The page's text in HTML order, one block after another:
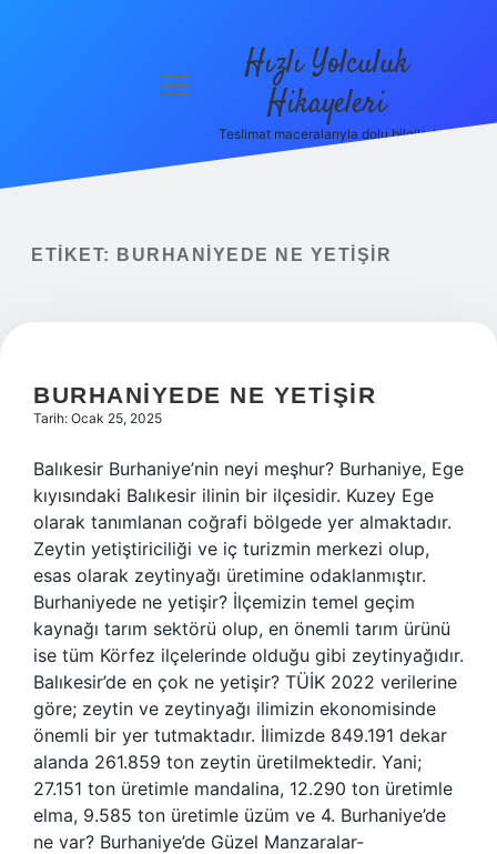
menüyü
Hızlı Yolculuk
Hikayeleri
Teslimat maceralarıyla dolu bilgiler!
ETIKET: BURHANIYEDE NE YETIŞIR
BURHANIYEDE NE YETIŞIR
Tarih: Ocak 25, 2025
Balıkesir Burhaniye’nin neyi meşhur? Burhaniye, Ege
kıyısındaki Balıkesir ilinin bir ilçesidir. Kuzey Ege
olarak tanımlanan coğrafi bölgede yer almaktadır.
Zeytin yetiştiriciliği ve iç turizmin merkezi olup,
esas olarak zeytinyağı üretimine odaklanmıştır.
Burhaniyede ne yetişir? İlçemizin temel geçim
kaynağı tarım sektörü olup, en önemli tarım ürünü
ise tüm Körfez ilçelerinde olduğu gibi zeytinyağıdır.
Balıkesir’de en çok ne yetişir? TÜİK 2022 verilerine
göre; zeytin ve zeytinyağı ilimizin ekonomisinde
önemli bir yer tutmaktadır. İlimizde 849.191 dekar
alanda 261.859 ton zeytin üretilmektedir. Yani;
27.151 ton üretimle mandalina, 12.290 ton üretimle
elma, 9.585 ton üretimle üzüm ve 4. Burhaniye’de
ne var? Burhaniye’de Güzel Manzaralar-